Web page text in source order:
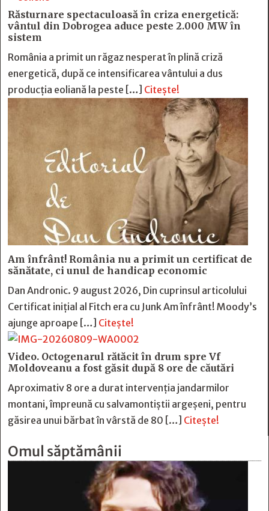
Răsturnare spectaculoasă în criza energetică:
vântul din Dobrogea aduce peste 2.000 MW în
sistem
România a primit un răgaz nesperat în plină criză
energetică, după ce intensificarea vântului a dus
producția eoliană la peste […] Citește!
Am înfrânt! România nu a primit un certificat de
sănătate, ci unul de handicap economic
Dan Andronic. 9 august 2026, Din cuprinsul articolului
Certificat inițial al Fitch era cu Junk Am înfrânt! Moody’s
ajunge aproape […] Citește!
Video. Octogenarul rătăcit în drum spre Vf
Moldoveanu a fost găsit după 8 ore de căutări
Aproximativ 8 ore a durat intervenția jandarmilor
montani, împreună cu salvamontiștii argeșeni, pentru
găsirea unui bărbat în vârstă de 80 […] Citește!
Omul săptămânii